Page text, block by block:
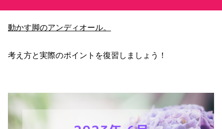
動かす脚のアンディオール。
考え方と実際のポイントを復習しましょう！